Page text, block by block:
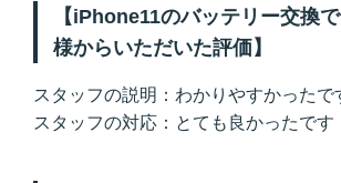
【iPhone11のバッテリー交換
様からいただいた評価】
スタッフの説明：わかりやすかったで
スタッフの対応：とても良かったです